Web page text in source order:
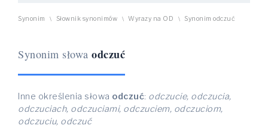
Synonim \ Słownik synonimów \ Wyrazy na OD \ Synonim odczuć
Synonim słowa odczuć
Inne określenia słowa odczuć: odczucie, odczucia,
odczuciach, odczuciami, odczuciem, odczuciom,
odczuciu, odczuć